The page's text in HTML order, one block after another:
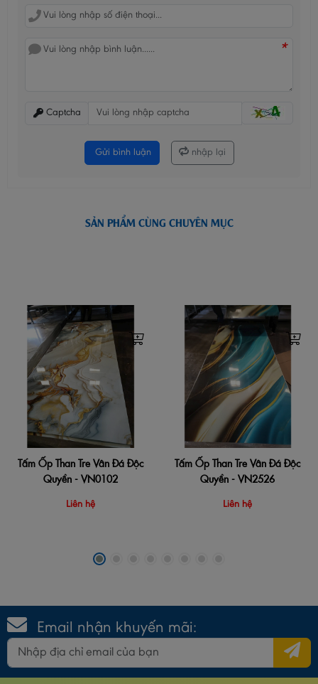
*
Captcha
Gửi bình luận nhập lại
SẢN PHẨM CÙNG CHUYÊN MỤC
Tấm Ốp Than Tre Vân Đá Độc
Quyền - VN0102
Liên hệ
Tấm Ốp Than Tre Vân Đá Độc
Quyền - VN2526
Liên hệ
Email nhận khuyến mãi: